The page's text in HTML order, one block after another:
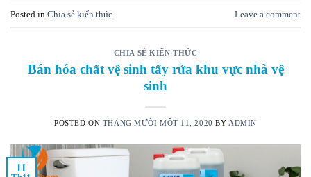
Posted in Chia sẻ kiến thức Leave a comment
CHIA SẺ KIẾN THỨC
Bán hóa chất vệ sinh tẩy rửa khu vực nhà vệ
sinh
POSTED ON THÁNG MƯỜI MỘT 11, 2020 BY ADMIN
11